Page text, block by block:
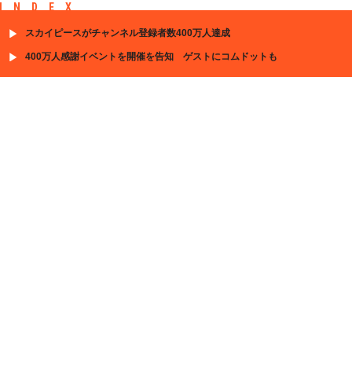
INDEX
スカイピースがチャンネル登録者数400万人達成
400万人感謝イベントを開催を告知 ゲストにコムドットも